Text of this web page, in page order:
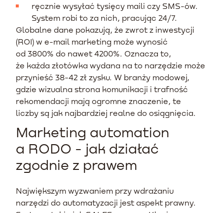
ręcznie wysyłać tysięcy maili czy SMS-ów.
System robi to za nich, pracując 24/7.
Globalne dane pokazują, że zwrot z inwestycji
(ROI) w e-mail marketing może wynosić
od 3800% do nawet 4200%. Oznacza to,
że każda złotówka wydana na to narzędzie może
przynieść 38-42 zł zysku. W branży modowej,
gdzie wizualna strona komunikacji i trafność
rekomendacji mają ogromne znaczenie, te
liczby są jak najbardziej realne do osiągnięcia.
Marketing automation
a RODO - jak działać
zgodnie z prawem
Największym wyzwaniem przy wdrażaniu
narzędzi do automatyzacji jest aspekt prawny.